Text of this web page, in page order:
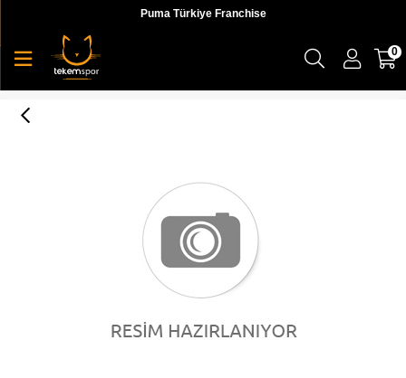
Puma Türkiye Franchise
0